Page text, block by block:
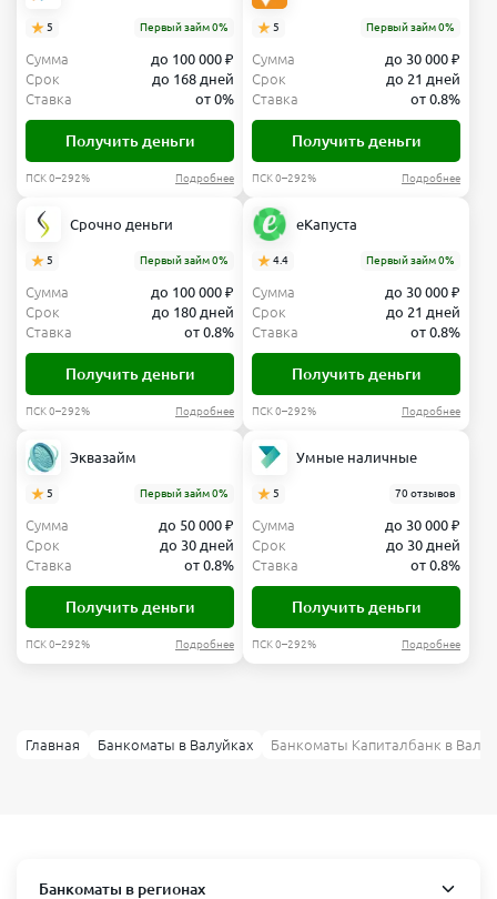
5 Первый займ 0%
Сумма
до 100 000 ₽
Срок
до 168 дней
Ставка
от 0%
Получить деньги
ПСК 0–292% Подробнее
5 Первый займ 0%
Сумма
до 30 000 ₽
Срок
до 21 дней
Ставка
от 0.8%
Получить деньги
ПСК 0–292% Подробнее
Срочно деньги
5 Первый займ 0%
Сумма
до 100 000 ₽
Срок
до 180 дней
Ставка
от 0.8%
Получить деньги
ПСК 0–292% Подробнее
еКапуста
4.4 Первый займ 0%
Сумма
до 30 000 ₽
Срок
до 21 дней
Ставка
от 0.8%
Получить деньги
ПСК 0–292% Подробнее
Эквазайм
5 Первый займ 0%
Сумма
до 50 000 ₽
Срок
до 30 дней
Ставка
от 0.8%
Получить деньги
ПСК 0–292% Подробнее
Умные наличные
5 70 отзывов
Сумма
до 30 000 ₽
Срок
до 30 дней
Ставка
от 0.8%
Получить деньги
ПСК 0–292% Подробнее
Главная Банкоматы в Валуйках Банкоматы Капиталбанк в
Банкоматы в регионах